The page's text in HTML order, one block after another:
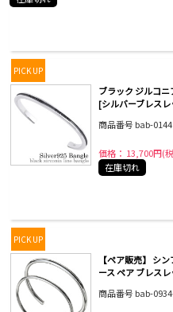
PICK UP
ブラック ジルコ
[シルバーブレス
商品番号 bab-0144
価格： 13,700円(
在庫切れ
PICK UP
【ペア販売】 シ
ース ペア ブレス
商品番号 bab-